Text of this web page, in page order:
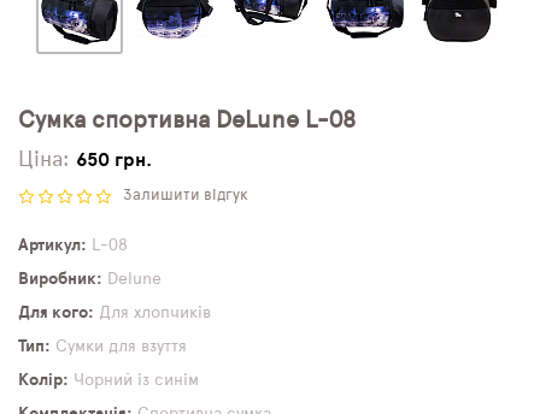
Сумка спортивна DeLune L-08
Ціна: 650 грн.
Залишити відгук
Артикул
L-08
Виробник
Delune
Для кого
Для хлопчиків
Тип
Сумки для взуття
Колір
Чорний із синім